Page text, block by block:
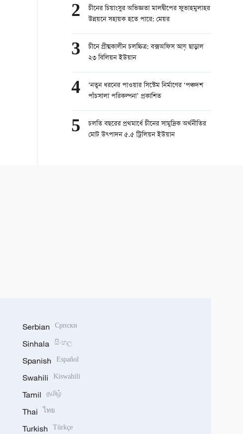
2
চীনের চিয়াংসুর অভিজ্ঞতা মালদ্বীপের ফুভাহমুলাহর
উন্নয়নে সহায়ক হতে পারে: মেয়র
3
চীনে গ্রীষ্মকালীন চলচ্চিত্র: বক্সঅফিস আয় ছাড়াল
২৩ বিলিয়ন ইউয়ান
4
‘নতুন ধরনের পাওয়ার সিস্টেম নির্মাণের ‘পঞ্চদশ
পাঁচসালা পরিকল্পনা’ প্রকাশিত
5
চলতি বছরের প্রথমার্ধে চীনের সামুদ্রিক অর্থনীতির
মোট উত্পাদন ৫.৫ ট্রিলিয়ন ইউয়ান
Serbian Српски
Sinhala සිංහල
Spanish Español
Swahili Kiswahili
Tamil தமிழ்
Thai ไทย
Turkish Türkçe